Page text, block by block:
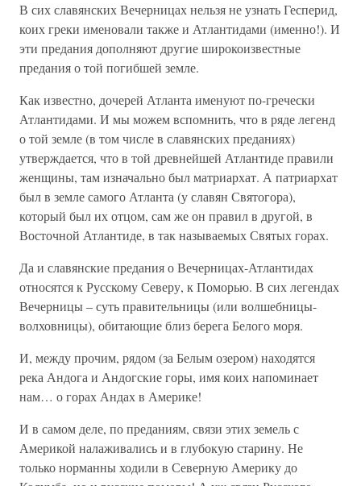
В сих славянских Вечерницах нельзя не узнать Гесперид,
коих греки именовали также и Атлантидами (именно!). И
эти предания дополняют другие широкоизвестные
предания о той погибшей земле.
Как известно, дочерей Атланта именуют по-гречески
Атлантидами. И мы можем вспомнить, что в ряде легенд
о той земле (в том числе в славянских преданиях)
утверждается, что в той древнейшей Атлантиде правили
женщины, там изначально был матриархат. А патриархат
был в земле самого Атланта (у славян Святогора),
который был их отцом, сам же он правил в другой, в
Восточной Атлантиде, в так называемых Святых горах.
Да и славянские предания о Вечерницах-Атлантидах
относятся к Русскому Северу, к Поморью. В сих легендах
Вечерницы – суть правительницы (или волшебницы-
волховницы), обитающие близ берега Белого моря.
И, между прочим, рядом (за Белым озером) находятся
река Андога и Андогские горы, имя коих напоминает
нам… о горах Андах в Америке!
И в самом деле, по преданиям, связи этих земель с
Америкой налаживались и в глубокую старину. Не
только норманны ходили в Северную Америку до